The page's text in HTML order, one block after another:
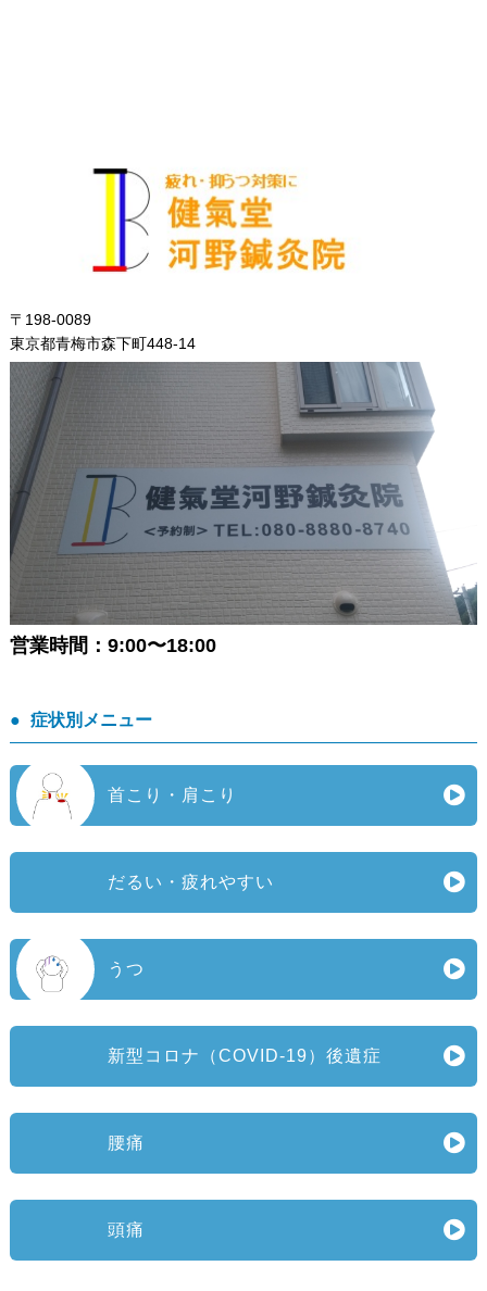
〒198-0089
東京都青梅市森下町448-14
営業時間：9:00〜18:00
症状別メニュー
首こり・肩こり
だるい・疲れやすい
うつ
新型コロナ（COVID‑19）後遺症
腰痛
頭痛